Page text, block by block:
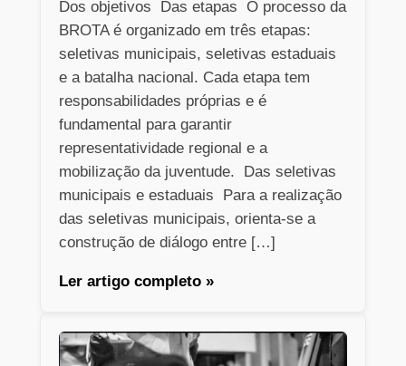
Dos objetivos Das etapas O processo da
BROTA é organizado em três etapas:
seletivas municipais, seletivas estaduais
e a batalha nacional. Cada etapa tem
responsabilidades próprias e é
fundamental para garantir
representatividade regional e a
mobilização da juventude. Das seletivas
municipais e estaduais Para a realização
das seletivas municipais, orienta-se a
construção de diálogo entre […]
Ler artigo completo »